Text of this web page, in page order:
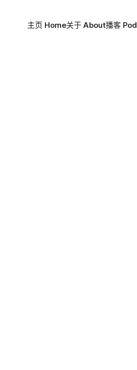
主页 Home关于 About播客